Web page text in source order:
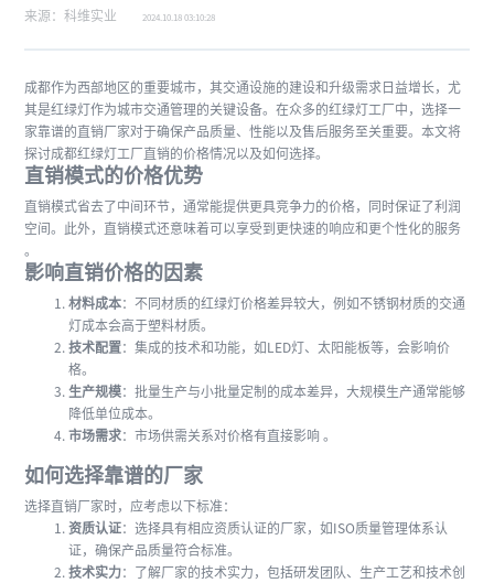
来源：科维实业 2024.10.18 03:10:28
成都作为西部地区的重要城市，其交通设施的建设和升级需求日益增长，尤
其是红绿灯作为城市交通管理的关键设备。在众多的红绿灯工厂中，选择一
家靠谱的直销厂家对于确保产品质量、性能以及售后服务至关重要。本文将
探讨成都红绿灯工厂直销的价格情况以及如何选择。
直销模式的价格优势
直销模式省去了中间环节，通常能提供更具竞争力的价格，同时保证了利润
空间。此外，直销模式还意味着可以享受到更快速的响应和更个性化的服务
。
影响直销价格的因素
材料成本：不同材质的红绿灯价格差异较大，例如不锈钢材质的交通
灯成本会高于塑料材质。
技术配置：集成的技术和功能，如LED灯、太阳能板等，会影响价
格。
生产规模：批量生产与小批量定制的成本差异，大规模生产通常能够
降低单位成本。
市场需求：市场供需关系对价格有直接影响 。
如何选择靠谱的厂家
选择直销厂家时，应考虑以下标准：
资质认证：选择具有相应资质认证的厂家，如ISO质量管理体系认
证，确保产品质量符合标准。
技术实力：了解厂家的技术实力，包括研发团队、生产工艺和技术创